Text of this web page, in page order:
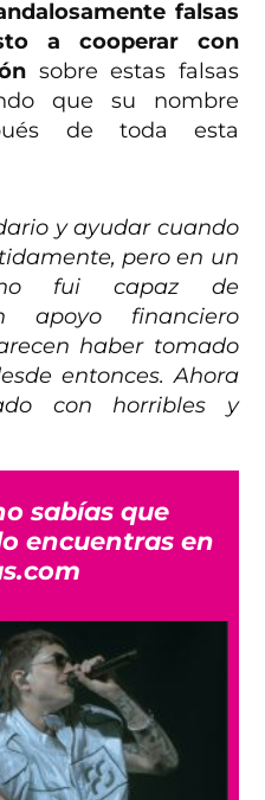
falsas
a cooperar con
sobre estas falsas
que su nombre
de toda esta
y ayudar cuando
pero en un
fui capaz de
apoyo financiero
haber tomado
entonces. Ahora
con horribles y
sabías que
encuentras en